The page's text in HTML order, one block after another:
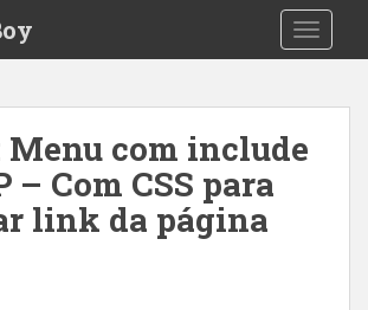
Menu com include
– Com CSS para
link da página